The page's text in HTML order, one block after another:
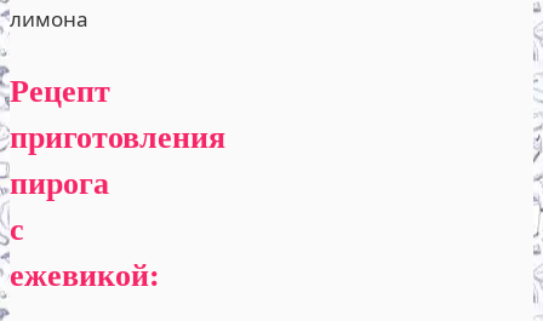
лимона
Рецепт
приготовления
пирога
с
ежевикой: